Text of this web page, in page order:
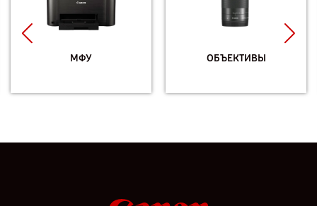
МФУ ОБЪЕКТИВЫ